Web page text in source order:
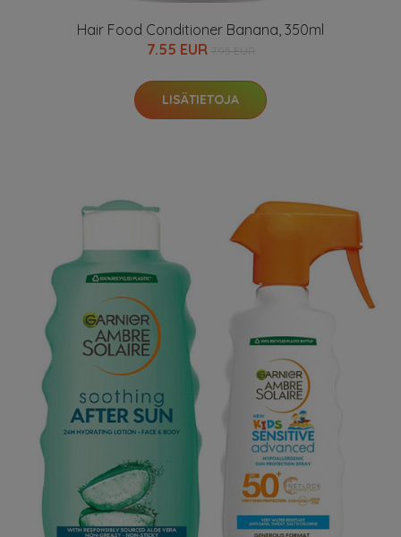
Hair Food Conditioner Banana, 350ml
7.55 EUR
LISÄTIETOJA